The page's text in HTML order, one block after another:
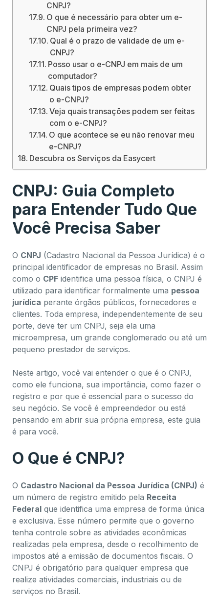
CNPJ?
O que é necessário para obter um e-
CNPJ pela primeira vez?
Qual é o prazo de validade de um e-
CNPJ?
Posso usar o e-CNPJ em mais de um
computador?
Quais tipos de empresas podem obter
o e-CNPJ?
Veja quais transações podem ser feitas
com o e-CNPJ?
O que acontece se eu não renovar meu
e-CNPJ?
Descubra os Serviços da Easycert
CNPJ: Guia Completo
para Entender Tudo Que
Você Precisa Saber
O CNPJ (Cadastro Nacional da Pessoa Jurídica) é o
principal identificador de empresas no Brasil. Assim
como o CPF identifica uma pessoa física, o CNPJ é
utilizado para identificar formalmente uma pessoa
jurídica perante órgãos públicos, fornecedores e
clientes. Toda empresa, independentemente de seu
porte, deve ter um CNPJ, seja ela uma
microempresa, um grande conglomerado ou até um
pequeno prestador de serviços.
Neste artigo, você vai entender o que é o CNPJ,
como ele funciona, sua importância, como fazer o
registro e por que é essencial para o sucesso do
seu negócio. Se você é empreendedor ou está
pensando em abrir sua própria empresa, este guia
é para você.
O Que é CNPJ?
O Cadastro Nacional da Pessoa Jurídica (CNPJ) é
um número de registro emitido pela Receita
Federal que identifica uma empresa de forma única
e exclusiva. Esse número permite que o governo
tenha controle sobre as atividades econômicas
realizadas pela empresa, desde o recolhimento de
impostos até a emissão de documentos fiscais. O
CNPJ é obrigatório para qualquer empresa que
realize atividades comerciais, industriais ou de
serviços no Brasil.